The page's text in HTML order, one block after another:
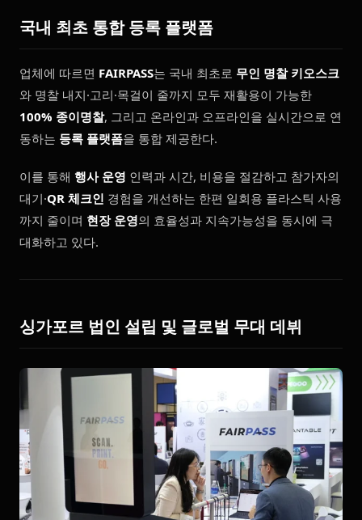
국내 최초 통합등록 플랫폼
업체에 따르면 FAIRPASS는 국내 최초로 무인 명찰 키오스크
와 명찰 내지·고리·목걸이 줄까지 모두 재활용이 가능한
100% 종이명찰, 그리고 온라인과 오프라인을 실시간으로 연
동하는 등록 플랫폼을 통합 제공한다.
이를 통해 행사 운영 인력과 시간, 비용을 절감하고 참가자의
대기·QR 체크인 경험을 개선하는 한편 일회용 플라스틱 사용
까지 줄이며 현장 운영의 효율성과 지속가능성을 동시에 극
대화하고 있다.
싱가포르 법인 설립 및 글로벌 무대 데뷔